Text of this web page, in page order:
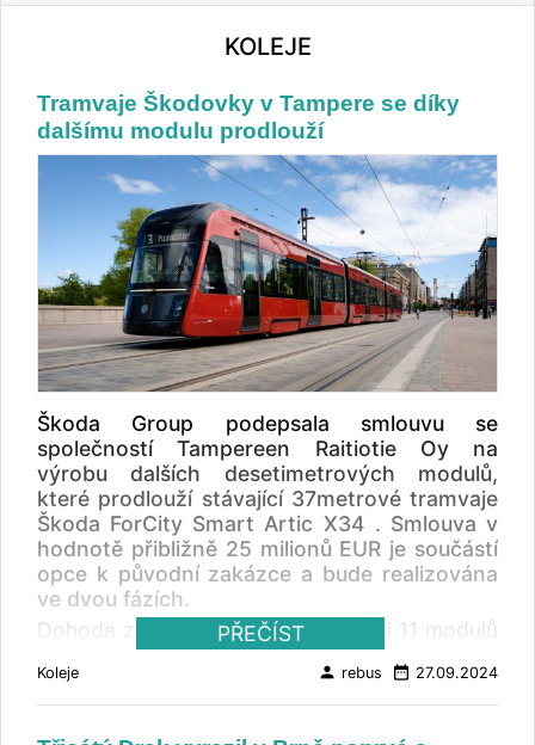
KOLEJE
Tramvaje Škodovky v Tampere se díky
dalšímu modulu prodlouží
Škoda Group podepsala smlouvu se
společností Tampereen Raitiotie Oy na
výrobu dalších desetimetrových modulů,
které prodlouží stávající 37metrové tramvaje
Škoda ForCity Smart Artic X34 . Smlouva v
hodnotě přibližně 25 milionů EUR je součástí
opce k původní zakázce a bude realizována
ve dvou fázích.
Dohoda zahrnuje výrobu a instalaci 11 modulů
pro 11 tramvají, které prodlouží vozidla z 37
na 47 metrů. Prodloužené tramvaje si
zachovají stejné technické vlastnosti a
PŘEČÍST
Koleje person rebus date_range 27.09.2024